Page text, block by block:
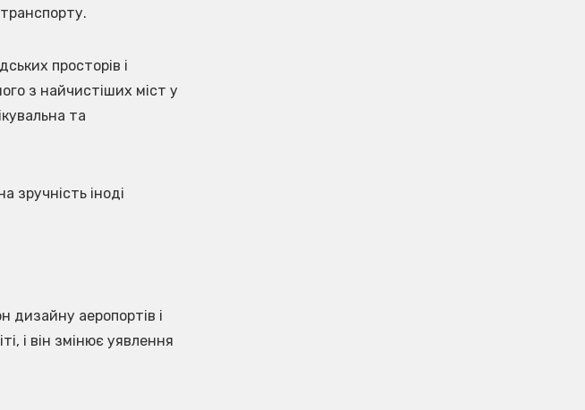
просторів і
з найчистіших міст у
та
зручність іноді
дизайну аеропортів і
і він змінює уявлення